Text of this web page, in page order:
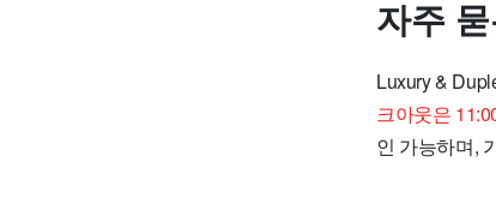
자주
Luxury &
크아웃은
인 가능하며,